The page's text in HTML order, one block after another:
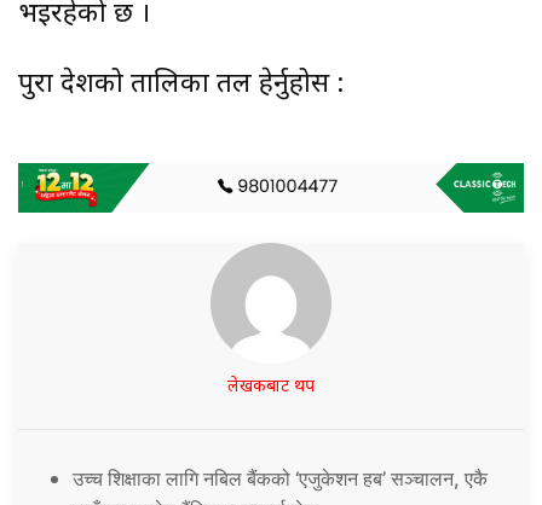
भइरहेको छ ।
पुरा देशको तालिका तल हेर्नुहोस :
लेखकबाट थप
उच्च शिक्षाका लागि नबिल बैंकको ‘एजुकेशन हब’ सञ्चालन, एकै